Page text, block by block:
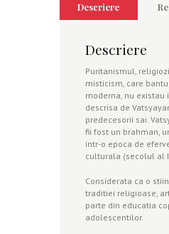
Descriere
Descriere
Puritanismul,
misticism, care
moderna, nu existau
descrisa de
predecesorii sai.
fii fost un brahman,
intr-o epoca de
culturala (secolul al
Considerata ca o
traditiei religioase,
parte din educatia
adolescentilor.